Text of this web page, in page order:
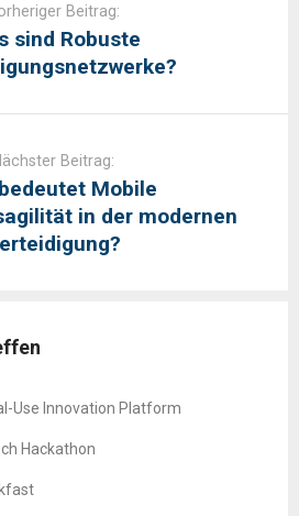
Beitrag:
sind Robuste
Beitrag:
Mobile
in der modernen
Use Innovation Platform
Hackathon